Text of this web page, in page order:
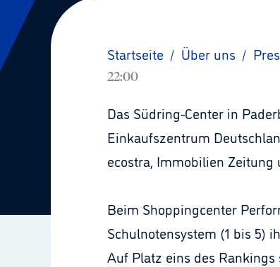
Startseite / Über uns /
22:00
Das Südring-Center in
Einkaufszentrum
ecostra, Immobilien
Beim Shoppingcenter
Schulnotensystem (1 bis 5)
Auf Platz eins des